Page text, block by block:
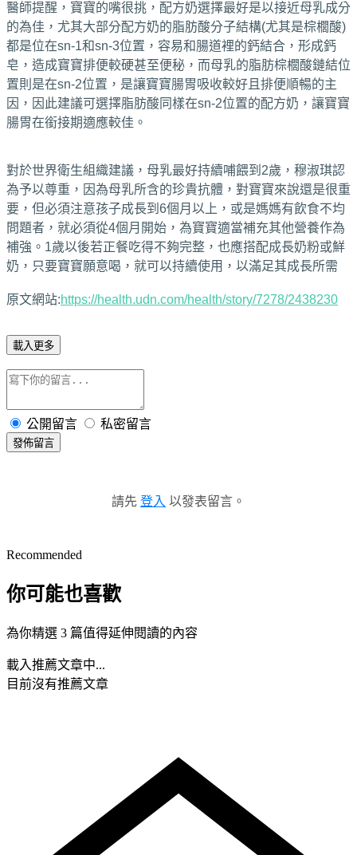
醫師提醒，寶寶的嘴很挑，配方奶選擇最好是以接近母乳成分
的為佳，尤其大部分配方奶的脂肪酸分子結構(尤其是棕櫚酸)
都是位在sn-1和sn-3位置，容易和腸道裡的鈣結合，形成鈣
皂，造成寶寶排便較硬甚至便秘，而母乳的脂肪棕櫚酸鏈結位
置則是在sn-2位置，是讓寶寶腸胃吸收較好且排便順暢的主
因，因此建議可選擇脂肪酸同樣在sn-2位置的配方奶，讓寶寶
腸胃在銜接期適應較佳。
對於世界衛生組織建議，母乳最好持續哺餵到2歲，穆淑琪認
為予以尊重，因為母乳所含的珍貴抗體，對寶寶來說還是很重
要，但必須注意孩子成長到6個月以上，或是媽媽有飲食不均
問題者，就必須從4個月開始，為寶寶適當補充其他營養作為
補強。1歲以後若正餐吃得不夠完整，也應搭配成長奶粉或鮮
奶，只要寶寶願意喝，就可以持續使用，以滿足其成長所需
原文網站:https://health.udn.com/health/story/7278/2438230
載入更多
公開留言 私密留言
發佈留言
請先 登入 以發表留言。
Recommended
你可能也喜歡
為你精選 3 篇值得延伸閱讀的內容
載入推薦文章中...
目前沒有推薦文章